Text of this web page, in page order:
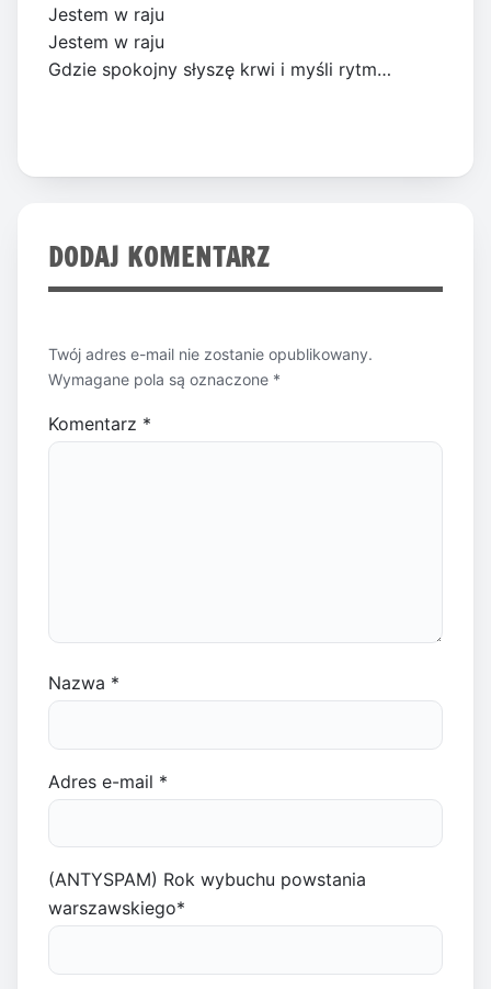
Jestem w raju
Jestem w raju
Gdzie spokojny słyszę krwi i myśli rytm…
DODAJ KOMENTARZ
Twój adres e-mail nie zostanie opublikowany.
Wymagane pola są oznaczone *
Komentarz *
Nazwa *
Adres e-mail *
(ANTYSPAM) Rok wybuchu powstania
warszawskiego*